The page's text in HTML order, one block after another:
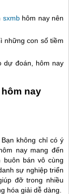
sxmbhôm nay nên
những con số tiềm
dự đoán, hôm nay
nay
không chỉ có ý
nay mang đến
buôn bán vô cùng
sự nghiệp triển
đỡ trong nhiều
hóa giải dễ dàng.